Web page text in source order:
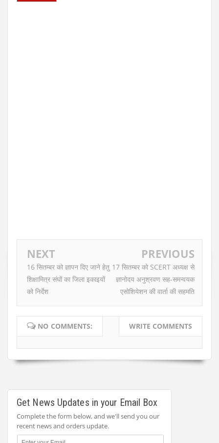
NEXT
16 सितम्बर को ज्ञापन दिए जाने हेतु
शिक्षामित्र संघों का जिला इकाइयों
को निर्देश
PREVIOUS
17 सितम्बर को SCERT अध्यक्ष से
ज्ञानोदय अनुश्रवण सह-समन्वयक
एसोशियेशन की वार्ता की सहमति
NO COMMENTS: WRITE COMMENTS
Get News Updates in your Email Box
Complete the form below, and we'll send you our
recent news and orders update.